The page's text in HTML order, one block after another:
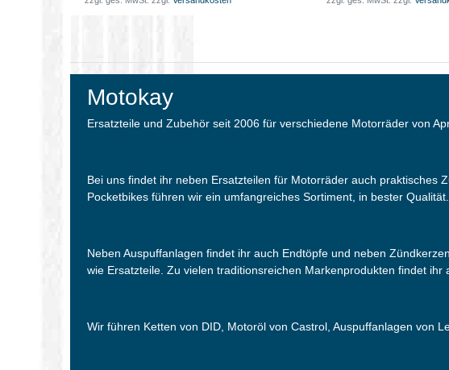
Motokay
Ersatzteile und Zubehör seit 2006 für verschiedene Motorräder von
Bei uns findet ihr neben Ersatzteilen für Motorräder auch praktisches
Pocketbikes führen wir ein umfangreiches Sortiment, in bester Qualität.
Neben Auspuffanlagen findet ihr auch Endtöpfe und neben
wie Ersatzteile. Zu vielen traditionsreichen Markenprodukten findet
Wir führen Ketten von DID, Motoröl von Castrol, Auspuffanlagen von